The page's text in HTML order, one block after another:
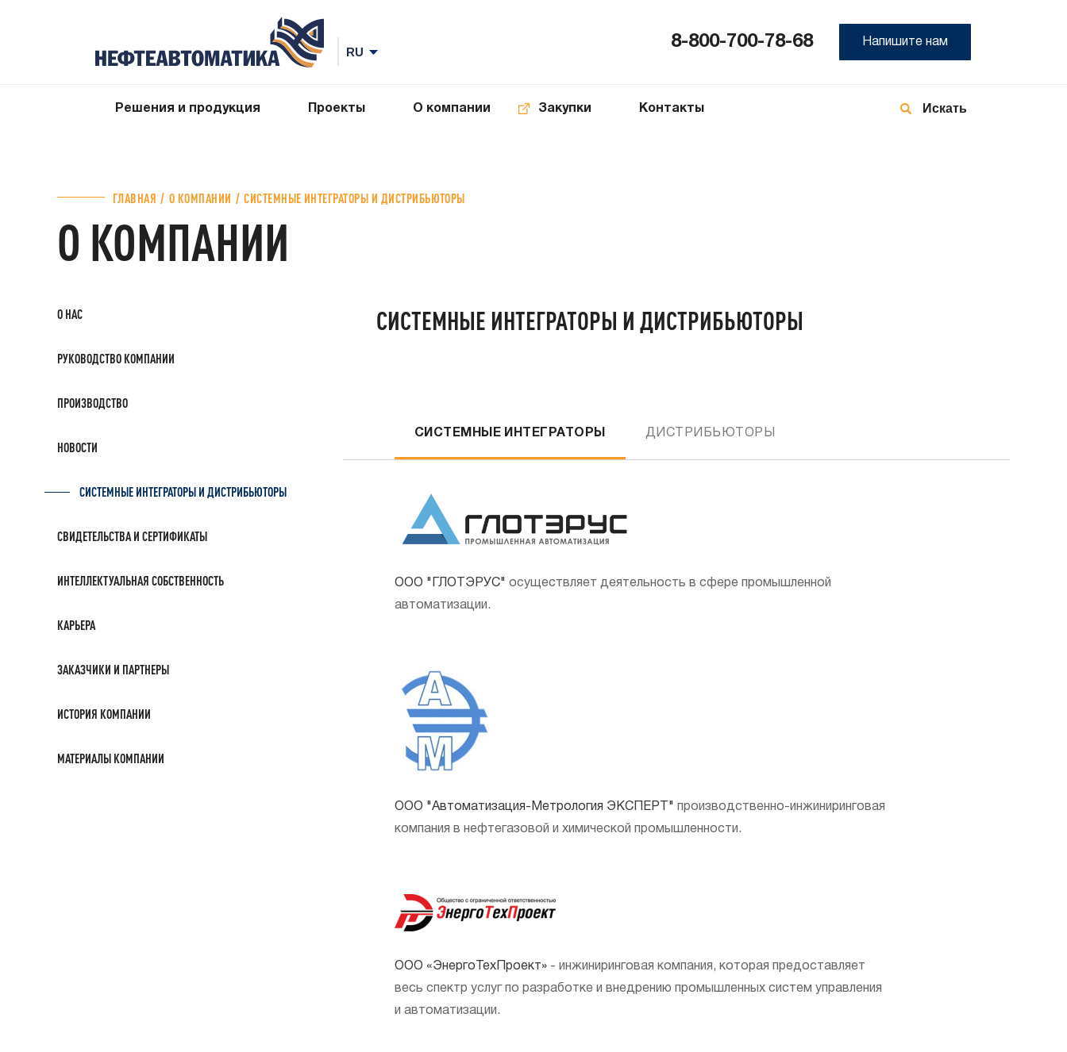
8-800-700-78-68 Напишите нам
Решения и продукция Проекты О компании Закупки Контакты
ГЛАВНАЯ О КОМПАНИИ СИСТЕМНЫЕ ИНТЕГРАТОРЫ И ДИСТРИБЬЮТОРЫ
О КОМПАНИИ
О НАС
РУКОВОДСТВО КОМПАНИИ
ПРОИЗВОДСТВО
НОВОСТИ
СИСТЕМНЫЕ ИНТЕГРАТОРЫ И ДИСТРИБЬЮТОРЫ
СВИДЕТЕЛЬСТВА И СЕРТИФИКАТЫ
ИНТЕЛЛЕКТУАЛЬНАЯ СОБСТВЕННОСТЬ
КАРЬЕРА
ЗАКАЗЧИКИ И ПАРТНЕРЫ
ИСТОРИЯ КОМПАНИИ
МАТЕРИАЛЫ КОМПАНИИ
СИСТЕМНЫЕ ИНТЕГРАТОРЫ И ДИСТРИБЬЮТОРЫ
СИСТЕМНЫЕ ИНТЕГРАТОРЫ ДИСТРИБЬЮТОРЫ
ООО "ГЛОТЭРУС" осуществляет деятельность в сфере промышленной
автоматизации.
ООО "Автоматизация-Метрология ЭКСПЕРТ" производственно-инжиниринговая
компания в нефтегазовой и химической промышленности.
ООО «ЭнергоТехПроект»- инжиниринговая компания, которая предоставляет
весь спектр услуг по разработке и внедрению промышленных систем управления
и автоматизации.